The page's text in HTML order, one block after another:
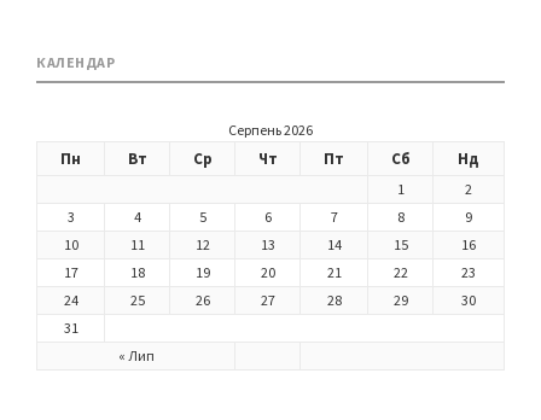
КАЛЕНДАР
Серпень 2026
Пн Вт Ср Чт Пт Сб Нд
« Лип
1
2
3
4 5 6 7 8
9
10
11 12 13 14 15
16
17
18 19 20 21 22
23
24
25 26 27 28 29
30
31